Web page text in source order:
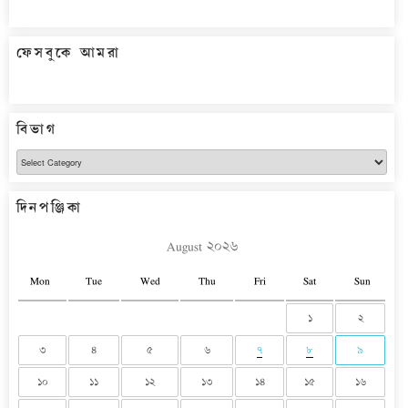
ফেসবুকে আমরা
বিভাগ
বিভাগ
দিনপঞ্জিকা
August ২০২৬
Mon Tue Wed Thu Fri Sat Sun
১ ২
৩ ৪ ৫ ৬ ৭ ৮ ৯
১০ ১১ ১২ ১৩ ১৪ ১৫ ১৬